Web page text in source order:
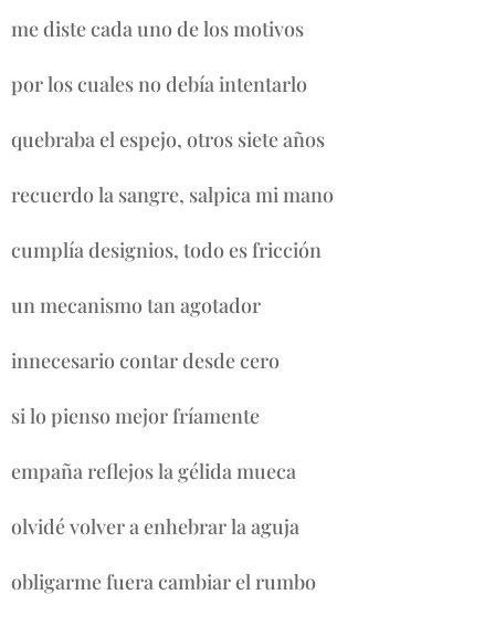
me diste cada uno de los motivos
por los cuales no debía intentarlo
quebraba el espejo, otros siete años
recuerdo la sangre, salpica mi mano
cumplía designios, todo es fricción
un mecanismo tan agotador
innecesario contar desde cero
si lo pienso mejor fríamente
empaña reflejos la gélida mueca
olvidé volver a enhebrar la aguja
obligarme fuera cambiar el rumbo